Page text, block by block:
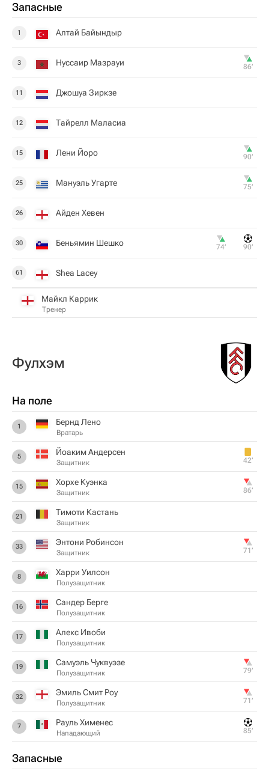
Запасные
1 Алтай Байындыр
3 Нуссаир Мазрауи 86‎’‎
11 Джошуа Зиркзе
12 Тайрелл Маласиа
15 Лени Йоро 90‎’‎
25 Мануэль Угарте 75‎’‎
26 Айден Хевен
30 Беньямин Шешко 74‎’‎ 90‎’‎
61 Shea Lacey
Майкл Каррик
Тренер
Фулхэм
На поле
1 Бернд Лено
Вратарь
5 Йоаким Андерсен
Защитник 42‎’‎
15 Хорхе Куэнка
Защитник 86‎’‎
21 Тимоти Кастань
Защитник
33 Энтони Робинсон
Защитник 71‎’‎
8 Харри Уилсон
Полузащитник
16 Сандер Берге
Полузащитник
17 Алекс Ивоби
Полузащитник
19 Самуэль Чуквуэзе
Полузащитник 79‎’‎
32 Эмиль Смит Роу
Полузащитник 71‎’‎
7 Рауль Хименес
Нападающий 85‎’‎
Запасные